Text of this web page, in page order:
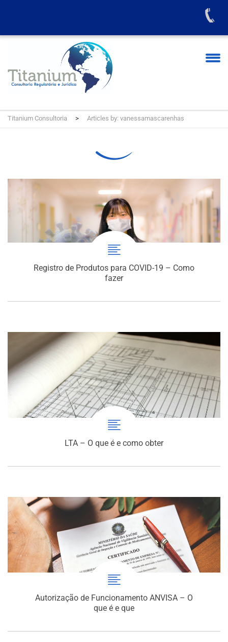
Titanium Consultoria > Articles by: vanessamascarenhas
Registro de Produtos para COVID-19 – Como
fazer
LTA – O que é e como obter
Autorização de Funcionamento ANVISA – O
que é e que